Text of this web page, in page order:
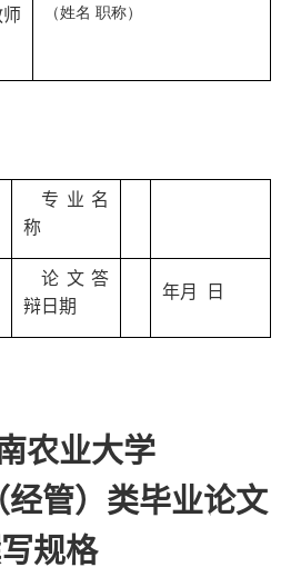
（姓名 职称）
专业名
称
论文答
辩日期
年月 日
农业大学
经管）类毕业论文
规格